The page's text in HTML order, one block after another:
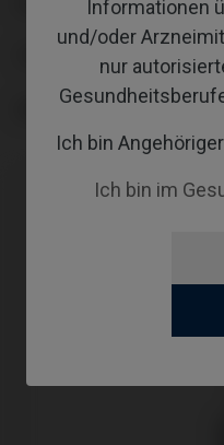
Informationen
und/oder
nur
Ich bin
Ich bin im
PLATTFORM
GINGIVALHEIGHT